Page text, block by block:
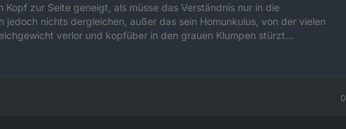
Kopf zur Seite geneigt, als müsse das Verständnis nur in die
nichts dergleichen, außer das sein Homunkulus, von der vielen
verlor und kopfüber in den grauen Klumpen stürzt…
0